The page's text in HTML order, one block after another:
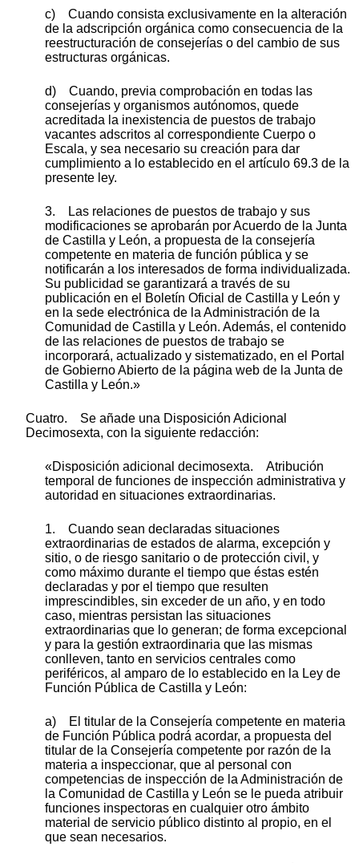
c) Cuando consista exclusivamente en la alteración
de la adscripción orgánica como consecuencia de la
reestructuración de consejerías o del cambio de sus
estructuras orgánicas.
d) Cuando, previa comprobación en todas las
consejerías y organismos autónomos, quede
acreditada la inexistencia de puestos de trabajo
vacantes adscritos al correspondiente Cuerpo o
Escala, y sea necesario su creación para dar
cumplimiento a lo establecido en el artículo 69.3 de la
presente ley.
3. Las relaciones de puestos de trabajo y sus
modificaciones se aprobarán por Acuerdo de la Junta
de Castilla y León, a propuesta de la consejería
competente en materia de función pública y se
notificarán a los interesados de forma individualizada.
Su publicidad se garantizará a través de su
publicación en el Boletín Oficial de Castilla y León y
en la sede electrónica de la Administración de la
Comunidad de Castilla y León. Además, el contenido
de las relaciones de puestos de trabajo se
incorporará, actualizado y sistematizado, en el Portal
de Gobierno Abierto de la página web de la Junta de
Castilla y León.»
Cuatro. Se añade una Disposición Adicional
Decimosexta, con la siguiente redacción:
«Disposición adicional decimosexta. Atribución
temporal de funciones de inspección administrativa y
autoridad en situaciones extraordinarias.
1. Cuando sean declaradas situaciones
extraordinarias de estados de alarma, excepción y
sitio, o de riesgo sanitario o de protección civil, y
como máximo durante el tiempo que éstas estén
declaradas y por el tiempo que resulten
imprescindibles, sin exceder de un año, y en todo
caso, mientras persistan las situaciones
extraordinarias que lo generan; de forma excepcional
y para la gestión extraordinaria que las mismas
conlleven, tanto en servicios centrales como
periféricos, al amparo de lo establecido en la Ley de
Función Pública de Castilla y León:
a) El titular de la Consejería competente en materia
de Función Pública podrá acordar, a propuesta del
titular de la Consejería competente por razón de la
materia a inspeccionar, que al personal con
competencias de inspección de la Administración de
la Comunidad de Castilla y León se le pueda atribuir
funciones inspectoras en cualquier otro ámbito
material de servicio público distinto al propio, en el
que sean necesarios.